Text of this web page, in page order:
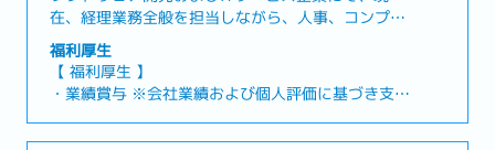
ループ会社となります。【 業務内容 】・APAC地域
のグループ会社に対するクロスボーダー税務、税務
コンプライアンス、地域横断プロジェクトに関する
税務アドバイザリー・社内税務コンサルタントとし
在、経理業務全般を担当しながら、人事、コンプラ
イアンス、コーポレートレポーティングなどの横断
的な業務にも携わる、シニア経理・総務リーダーの
ポジションを募集しています。本ポジションでは、
財務・管理関連業務における親会社との主要な窓口
として対応いただきます。また、グループの地域展
福利厚生
【 福利厚生 】
・業績賞与 ※会社業績および個人評価に基づき支給
・医療保険